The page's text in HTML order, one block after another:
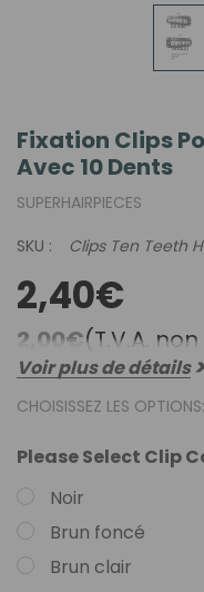
Fixation Clips
Avec 10 Dents
SUPERHAIRPIECES
SKU :
Clips Ten Teeth
2,40€
2,00€(T.V.A.
Voir plus de détails
CHOISISSEZ LES OPTIONS:
Please Select Clip
Noir
Brun foncé
Brun clair